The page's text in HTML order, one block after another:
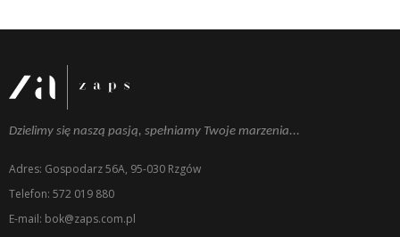
Dzielimy się naszą pasją, spełniamy Twoje marzenia...
Adres: Gospodarz 56A, 95-030 Rzgów
Telefon: 572 019 880
E-mail: bok@zaps.com.pl